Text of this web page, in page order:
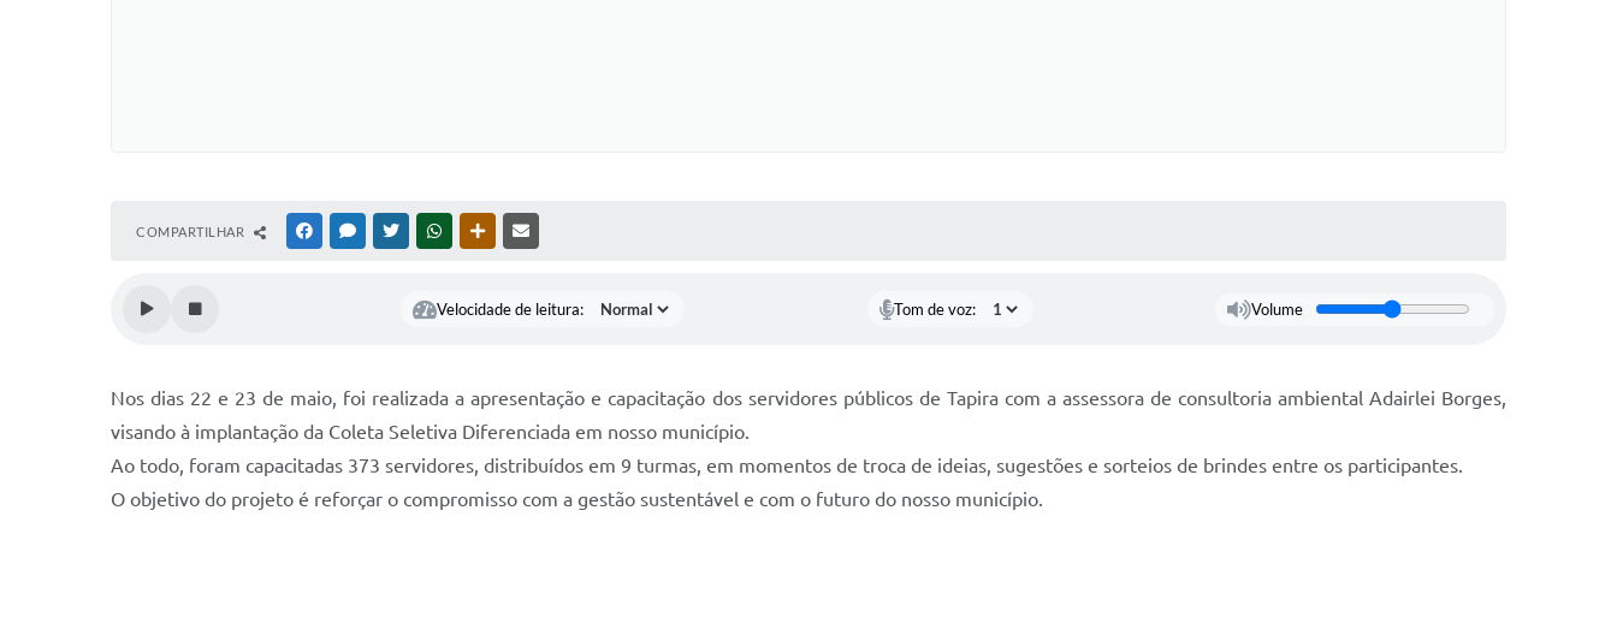
COMPARTILHAR FACEBOOKMESSENGER
TWITTERWHATSAPPOUTRAS MÍDIAS
Velocidade de leitura: Tom de voz: Volume
Nos dias 22 e 23 de maio, foi realizada a apresentação e capacitação dos servidores públicos de Tapira com a assessora de consultoria ambiental Adairlei Borges,
visando à implantação da Coleta Seletiva Diferenciada em nosso município.
Ao todo, foram capacitadas 373 servidores, distribuídos em 9 turmas, em momentos de troca de ideias, sugestões e sorteios de brindes entre os participantes.
O objetivo do projeto é reforçar o compromisso com a gestão sustentável e com o futuro do nosso município.